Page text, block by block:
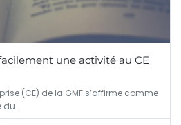
une activité au CE
(CE) de la GMF s’affirme comme
du…